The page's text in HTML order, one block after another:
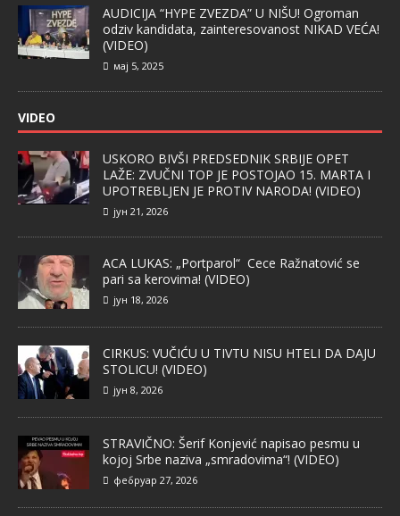
AUDICIJA “HYPE ZVEZDA” U NIŠU! Ogroman
odziv kandidata, zainteresovanost NIKAD VEĆA!
(VIDEO)
мај 5, 2025
VIDEO
USKORO BIVŠI PREDSEDNIK SRBIJE OPET
LAŽE: ZVUČNI TOP JE POSTOJAO 15. MARTA I
UPOTREBLJEN JE PROTIV NARODA! (VIDEO)
јун 21, 2026
ACA LUKAS: „Portparol“ Cece Ražnatović se
pari sa kerovima! (VIDEO)
јун 18, 2026
CIRKUS: VUČIĆU U TIVTU NISU HTELI DA DAJU
STOLICU! (VIDEO)
јун 8, 2026
STRAVIČNO: Šerif Konjević napisao pesmu u
kojoj Srbe naziva „smradovima“! (VIDEO)
фебруар 27, 2026